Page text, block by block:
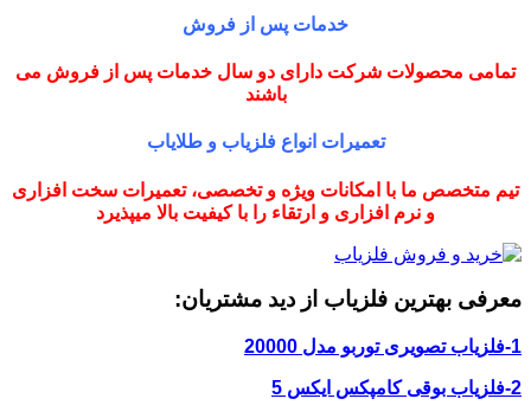
خدمات پس از فروش
تمامی محصولات شرکت دارای دو سال خدمات پس از فروش می
باشند
تعمیرات انواع فلزیاب و طلایاب
تیم متخصص ما با امکانات ویژه و تخصصی، تعمیرات سخت افزاری
و نرم افزاری و ارتقاء را با کیفیت بالا میپذیرد
معرفی بهترین فلزیاب از دید مشتریان:
1-فلزیاب تصویری توربو مدل 20000
2-فلزیاب بوقی کامپکس ایکس 5